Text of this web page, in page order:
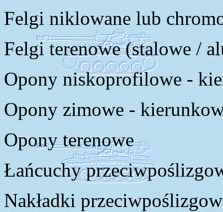
Felgi niklowane lub
Felgi terenowe (stalowe /
Opony niskoprofilowe -
Opony zimowe -
Opony terenowe
Łańcuchy
Nakładki